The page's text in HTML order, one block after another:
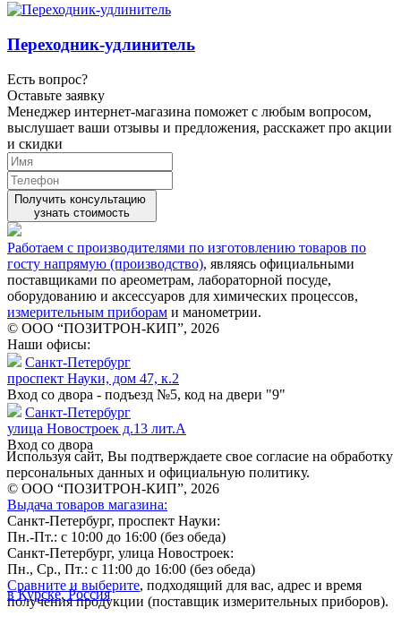
Переходник-удлинитель
Есть вопрос?
Оставьте заявку
Менеджер интернет-магазина поможет с любым вопросом,
выслушает ваши отзывы и предложения, расскажет про акции
и скидки
Получить консультацию
узнать стоимость
Работаем с производителями по изготовлению товаров по
госту напрямую (производство), являясь официальными
поставщиками по ареометрам, лабораторной посуде,
оборудованию и аксессуаров для химических процессов,
измерительным приборам и манометрии.
© ООО “ПОЗИТРОН-КИП”, 2026
Наши офисы:
Санкт-Петербург
проспект Науки, дом 47, к.2
Вход со двора - подъезд №5, код на двери "9"
Санкт-Петербург
улица Новостроек д.13 лит.А
Вход со двора
Используя сайт, Вы подтверждаете свое согласие на обработку
персональных данных и официальную политику.
© ООО “ПОЗИТРОН-КИП”, 2026
Выдача товаров магазина:
Санкт-Петербург, проспект Науки:
Пн.-Пт.: с 10:00 до 16:00 (без обеда)
Санкт-Петербург, улица Новостроек:
Пн., Ср., Пт.: с 11:00 до 16:00 (без обеда)
Сравните и выберите, подходящий для вас, адрес и время
получения продукции (поставщик измерительных приборов).
в Курске, Россия